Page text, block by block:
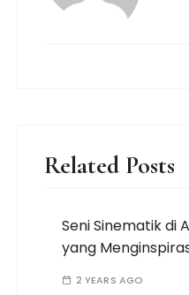
Related Posts
Seni Sinematik di
yang
2 YEARS AGO